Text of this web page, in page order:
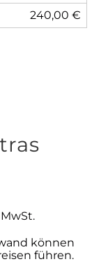
240,00 €
können
führen.